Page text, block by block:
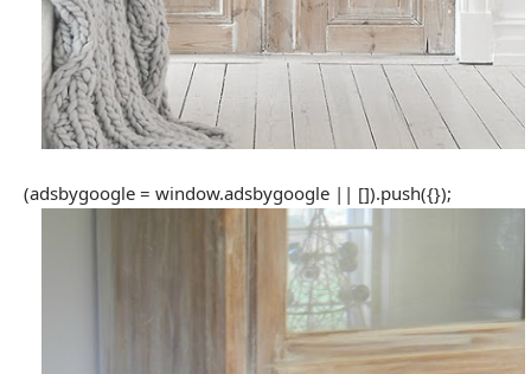
(adsbygoogle = window.adsbygoogle || []).push({});